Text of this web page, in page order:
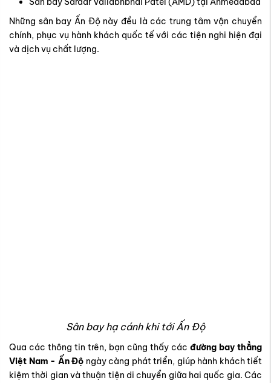
Những sân bay Ấn Độ này đều là các trung tâm vận chuyển
chính, phục vụ hành khách quốc tế với các tiện nghi hiện đại
và dịch vụ chất lượng.
Sân bay hạ cánh khi tới Ấn Độ
Qua các thông tin trên, bạn cũng thấy các đường bay thẳng
Việt Nam - Ấn Độ ngày càng phát triển, giúp hành khách tiết
kiệm thời gian và thuận tiện di chuyển giữa hai quốc gia. Các